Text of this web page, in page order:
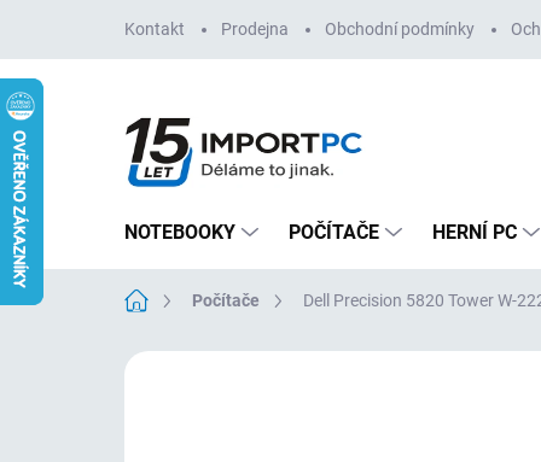
obsah
Kontakt Prodejna Obchodní podmínky
NOTEBOOKY POČÍTAČE HERNÍ PC
Domů Počítače Dell Precision 5820 Tower W-